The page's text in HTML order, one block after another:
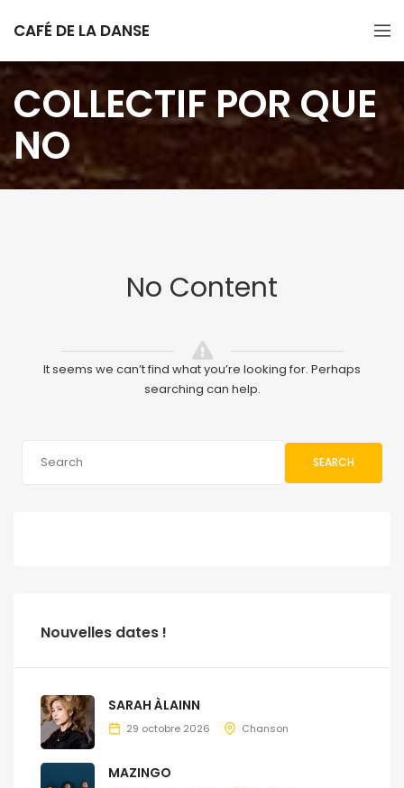
CAFÉ DE LA DANSE
COLLECTIF POR QUE
NO
No Content
It seems we can’t find what you’re looking for. Perhaps
searching can help.
SEARCH
Nouvelles dates !
SARAH ÀLAINN
29 octobre 2026 Chanson
MAZINGO